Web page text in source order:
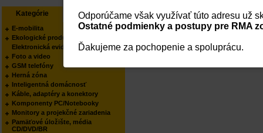
Kategórie Výrobcovia
E-mobilita
Ekologické produkty
Elektronická evidencia tržieb
Foto a video
GSM telefóny
Herná zóna
Inteligentná domácnosť
Káble, adaptéry a konektory
Komponenty PC/Notebooky
Monitory a projekčné zariadenia
Pamäťové úložište, média
CD/DVD/BR
Odporúčame však využívať túto adresu už
Ostatné podmienky a postupy pre RMA
Ďakujeme za pochopenie a spoluprácu.